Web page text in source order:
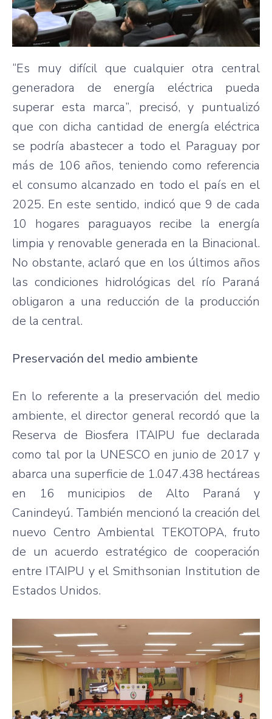
“Es muy difícil que cualquier otra central
generadora de energía eléctrica pueda
superar esta marca”, precisó, y puntualizó
que con dicha cantidad de energía eléctrica
se podría abastecer a todo el Paraguay por
más de 106 años, teniendo como referencia
el consumo alcanzado en todo el país en el
2025. En este sentido, indicó que 9 de cada
10 hogares paraguayos recibe la energía
limpia y renovable generada en la Binacional.
No obstante, aclaró que en los últimos años
las condiciones hidrológicas del río Paraná
obligaron a una reducción de la producción
de la central.
Preservación del medio ambiente
En lo referente a la preservación del medio
ambiente, el director general recordó que la
Reserva de Biosfera ITAIPU fue declarada
como tal por la UNESCO en junio de 2017 y
abarca una superficie de 1.047.438 hectáreas
en 16 municipios de Alto Paraná y
Canindeyú. También mencionó la creación del
nuevo Centro Ambiental TEKOTOPA, fruto
de un acuerdo estratégico de cooperación
entre ITAIPU y el Smithsonian Institution de
Estados Unidos.